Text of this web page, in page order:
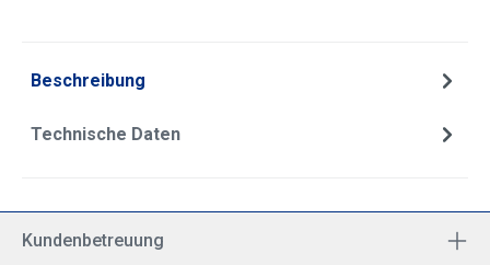
Beschreibung
Technische Daten
Kundenbetreuung